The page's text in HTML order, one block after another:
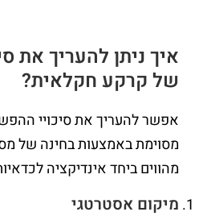
איך ניתן להעריך את
של קרקע חקלאית?
אפשר להעריך את סיכויי
מסוימת באמצעות בחינה של
מהווים ביחד אינדיקציה
מיקום אסטרטגי